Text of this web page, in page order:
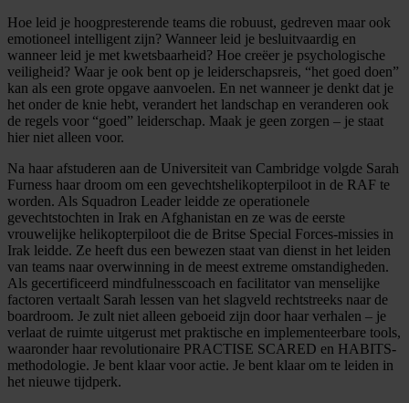
Hoe leid je hoogpresterende teams die robuust, gedreven maar ook
emotioneel intelligent zijn? Wanneer leid je besluitvaardig en
wanneer leid je met kwetsbaarheid? Hoe creëer je psychologische
veiligheid? Waar je ook bent op je leiderschapsreis, “het goed doen”
kan als een grote opgave aanvoelen. En net wanneer je denkt dat je
het onder de knie hebt, verandert het landschap en veranderen ook
de regels voor “goed” leiderschap. Maak je geen zorgen – je staat
hier niet alleen voor.
Na haar afstuderen aan de Universiteit van Cambridge volgde Sarah
Furness haar droom om een gevechtshelikopterpiloot in de RAF te
worden. Als Squadron Leader leidde ze operationele
gevechtstochten in Irak en Afghanistan en ze was de eerste
vrouwelijke helikopterpiloot die de Britse Special Forces-missies in
Irak leidde. Ze heeft dus een bewezen staat van dienst in het leiden
van teams naar overwinning in de meest extreme omstandigheden.
Als gecertificeerd mindfulnesscoach en facilitator van menselijke
factoren vertaalt Sarah lessen van het slagveld rechtstreeks naar de
boardroom. Je zult niet alleen geboeid zijn door haar verhalen – je
verlaat de ruimte uitgerust met praktische en implementeerbare tools,
waaronder haar revolutionaire PRACTISE SCARED en HABITS-
methodologie. Je bent klaar voor actie. Je bent klaar om te leiden in
het nieuwe tijdperk.